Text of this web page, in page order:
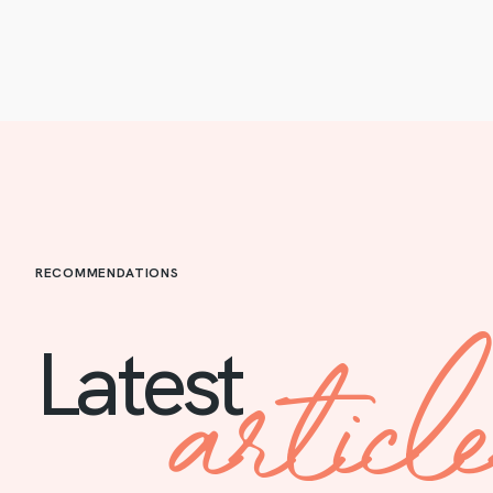
RECOMMENDATIONS
Latest